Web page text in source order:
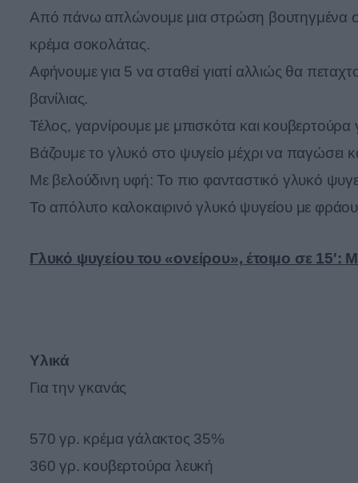
Από πάνω απλώνουμε μια στρώση βουτηγμένα
κρέμα σοκολάτας.
Αφήνουμε για 5 να σταθεί γιατί αλλιώς θα
βανίλιας.
Τέλος, γαρνίρουμε με μπισκότα και κουβερτούρα
Βάζουμε το γλυκό στο ψυγείο μέχρι να παγώσει
Με βελούδινη υφή: Το πιο φανταστικό γλυκό
Το απόλυτο καλοκαιρινό γλυκό ψυγείου με
Γλυκό ψυγείου του «ονείρου», έτοιμο σε 15′:
Υλικά
Για την γκανάς
570 γρ. κρέμα γάλακτος 35%
360 γρ. κουβερτούρα λευκή